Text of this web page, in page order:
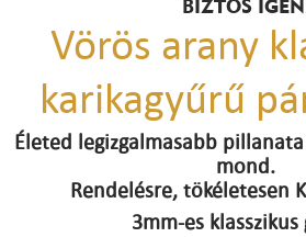
BIZTOS
Vörös arany
karikagyűrű
Életed legizgalmasabb
mond.
Rendelésre, tökéletesen
3mm-es klasszikus